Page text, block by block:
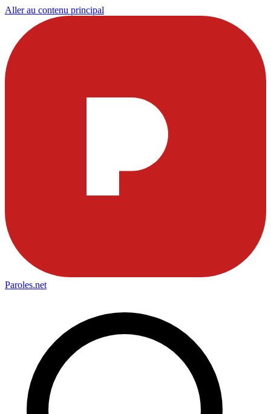
Aller au contenu principal
Paroles.net